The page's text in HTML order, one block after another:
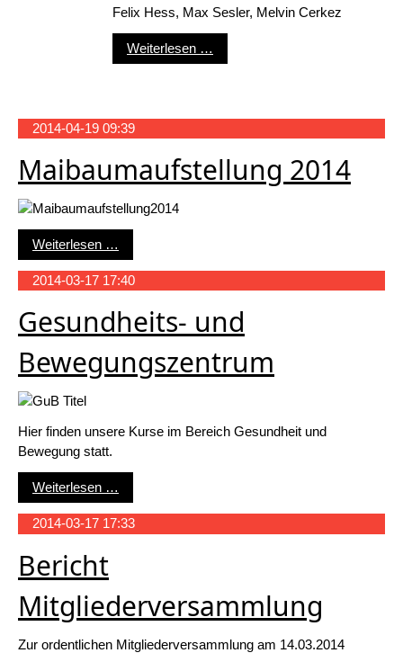
Felix Hess, Max Sesler, Melvin Cerkez
Weiterlesen …
2014-04-19 09:39
Maibaumaufstellung 2014
Weiterlesen …
2014-03-17 17:40
Gesundheits- und
Bewegungszentrum
Hier finden unsere Kurse im Bereich Gesundheit und
Bewegung statt.
Weiterlesen …
2014-03-17 17:33
Bericht
Mitgliederversammlung
Zur ordentlichen Mitgliederversammlung am 14.03.2014